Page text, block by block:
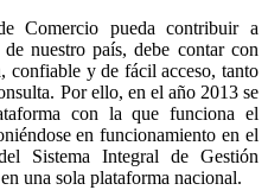
Comercio pueda contribuir a
nuestro país, debe contar con
confiable y de fácil acceso, tanto
Por ello, en el año 2013 se
con la que funciona el
en funcionamiento en el
Sistema Integral de Gestión
una sola plataforma nacional.